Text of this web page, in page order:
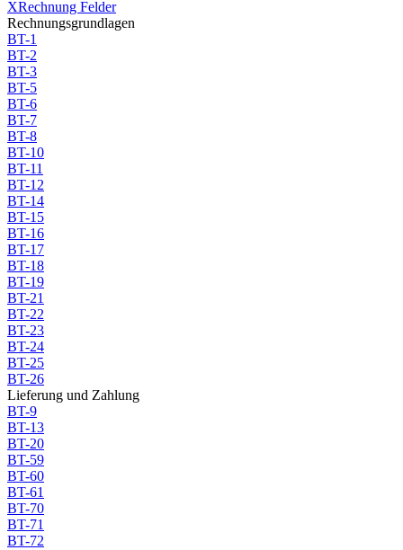
XRechnung Felder
Rechnungsgrundlagen
BT-1
BT-2
BT-3
BT-5
BT-6
BT-7
BT-8
BT-10
BT-11
BT-12
BT-14
BT-15
BT-16
BT-17
BT-18
BT-19
BT-21
BT-22
BT-23
BT-24
BT-25
BT-26
Lieferung und Zahlung
BT-9
BT-13
BT-20
BT-59
BT-60
BT-61
BT-70
BT-71
BT-72